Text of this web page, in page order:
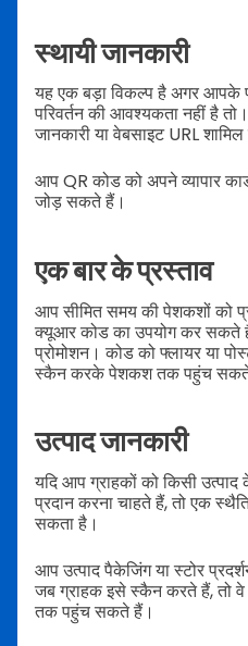
स्थायी जानकारी
यह एक बड़ा विकल्प है अगर आपके
परिवर्तन की आवश्यकता नहीं है
जानकारी या वेबसाइट URL
आप QR कोड को अपने व्यापार
जोड़ सकते हैं।
एक बार के प्रस्ताव
आप सीमित समय की पेशकशों को
क्यूआर कोड का उपयोग कर सकते
प्रोमोशन। कोड को फ्लायर या
स्कैन करके पेशकश तक पहुंच
उत्पाद जानकारी
यदि आप ग्राहकों को किसी उत्पाद
प्रदान करना चाहते हैं, तो एक
सकता है।
आप उत्पाद पैकेजिंग या स्टोर
जब ग्राहक इसे स्कैन करते हैं, तो वे
तक पहुंच सकते हैं।